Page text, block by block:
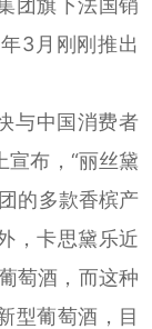
3月刚刚推出
与中国消费者
宣布，“丽丝黛
的多款香槟产
，卡思黛乐近
萄酒，而这种
型葡萄酒，目